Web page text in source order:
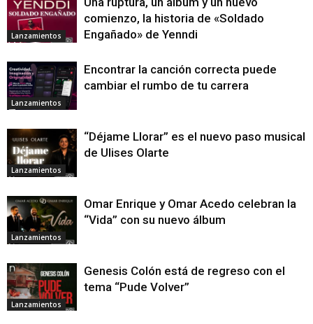
Lanzamientos
comienzo, la historia de «Soldado
Engañado» de Yenndi
Lanzamientos
Encontrar la canción correcta puede
cambiar el rumbo de tu carrera
Lanzamientos
“Déjame Llorar” es el nuevo paso musical
de Ulises Olarte
Lanzamientos
Omar Enrique y Omar Acedo celebran la
“Vida” con su nuevo álbum
Lanzamientos
Genesis Colón está de regreso con el
tema “Pude Volver”